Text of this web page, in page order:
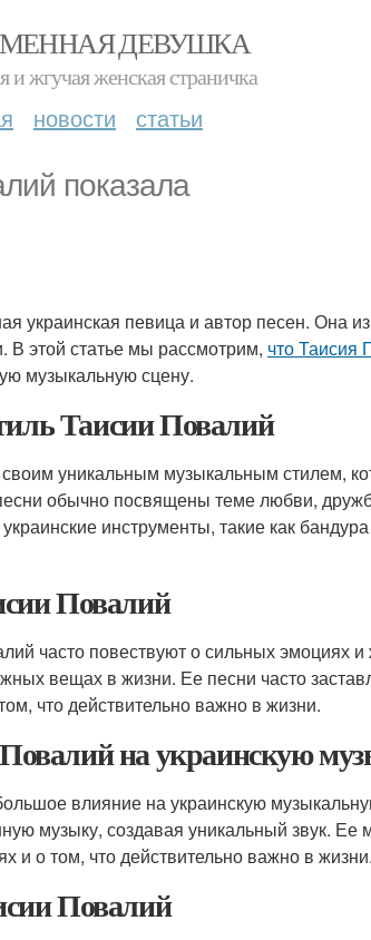
ДЕВУШКА
и жгучая женская страничка
новости статьи
показала
украинская певица и автор песен. Она
этой статье мы рассмотрим, что Таисия
музыкальную сцену.
Таисии Повалий
своим уникальным музыкальным стилем,
обычно посвящены теме любви,
инструменты, такие как
Повалий
часто повествуют о сильных
вещах в жизни. Ее песни часто
что действительно важно в жизни.
на украинскую
влияние на украинскую
музыку, создавая уникальный звук. Ее
и о том, что действительно важно в жизни.
Повалий